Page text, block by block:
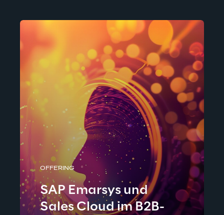
OFFERING
SAP Emarsys und
Sales Cloud im B2B-